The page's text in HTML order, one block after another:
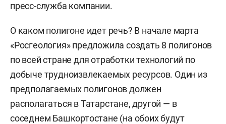
пресс-служба компании.
О каком полигоне идет речь? В начале марта
«Росгеология» предложила создать 8 полигонов
по всей стране для отработки технологий по
добыче трудноизвлекаемых ресурсов. Один из
предполагаемых полигонов должен
располагаться в Татарстане, другой — в
соседнем Башкортостане (на обоих будут